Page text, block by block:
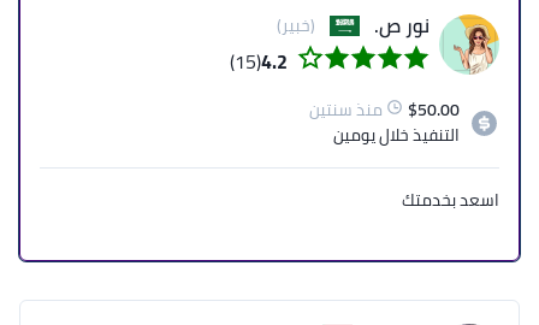
نور ص. (خبير)
4.2
(15)
$50.00
منذ سنتين
التنفيذخلال يومين
اسعد بخدمتك